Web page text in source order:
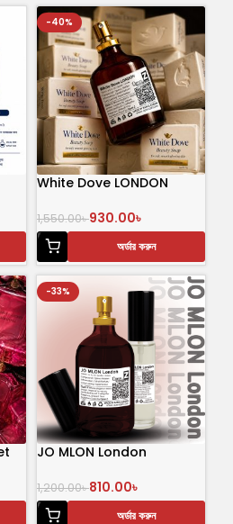
-40%
White Dove LONDON
1,550.00৳930.00৳
অর্ডার করুন
-33%
JO MLON London
1,200.00৳810.00৳
অর্ডার করুন